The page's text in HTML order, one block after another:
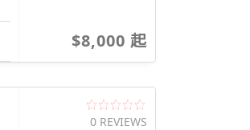
$8,000 起
0 REVIEWS